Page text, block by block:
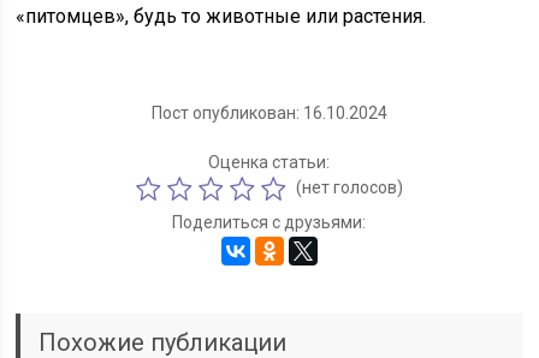
«питомцев», будь то животные или растения.
Пост опубликован: 16.10.2024
Оценка статьи:
(нет голосов)
Поделиться с друзьями:
Похожие публикации